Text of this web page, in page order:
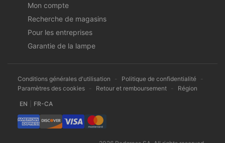
Mon compte
Recherche de magasins
Pour les entreprises
Garantie de la lampe
Conditions générales d'utilisation - Politique de confidentialité -
Paramètres des cookies - Retour et remboursement - Région
EN FR-CA